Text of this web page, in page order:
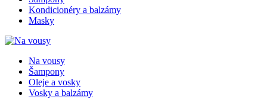
Kondicionéry a balzámy
Masky
Na vousy
Šampony
Oleje a vosky
Vosky a balzámy